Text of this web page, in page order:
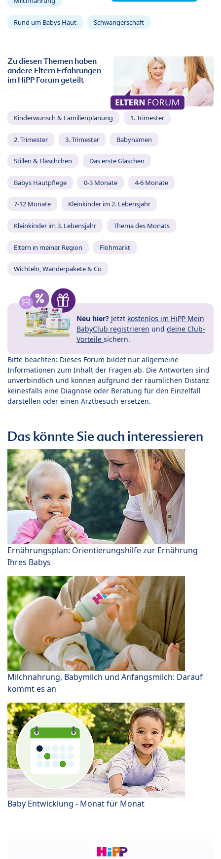
Rund um Babys Haut Schwangerschaft
Zu diesen Themen haben
andere Eltern Erfahrungen
im HiPP Forum geteilt
Kinderwunsch & Familienplanung 1. Trimester
2. Trimester 3. Trimester Babynamen
Stillen & Fläschchen Das erste Gläschen
Babys Hautpflege 0-3 Monate 4-6 Monate
7-12 Monate Kleinkinder im 2. Lebensjahr
Kleinkinder im 3. Lebensjahr Thema des Monats
Eltern in meiner Region Flohmarkt
Wichteln, Wanderpakete & Co
Neu hier? Jetzt kostenlos im HiPP Mein
BabyClub registrieren und deine Club-
Vorteile sichern.
Bitte beachten: Dieses Forum bildet nur allgemeine
Informationen zum Inhalt der Fragen ab. Die Antworten sind
unverbindlich und können aufgrund der räumlichen Distanz
keinesfalls eine Diagnose oder Beratung für den Einzelfall
darstellen oder einen Arztbesuch ersetzen.
Das könnte Sie auch interessieren
Ernährungsplan: Orientierungshilfe zur Ernährung
Ihres Babys
Milchnahrung, Babymilch und Anfangsmilch: Darauf
kommt es an
Baby Entwicklung - Monat für Monat